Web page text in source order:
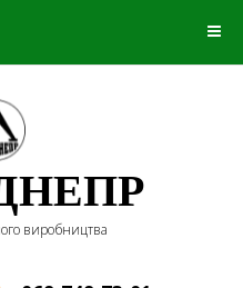
виробництва